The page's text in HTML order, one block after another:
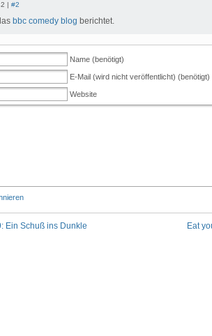
| #2
bbc comedy blog berichtet.
Name (benötigt)
E-Mail (wird nicht veröffentlicht) (benötigt)
Website
Ein Schuß ins Dunkle Eat